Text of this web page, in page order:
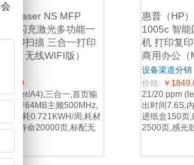
）Laser NS MFP
能闪充激光多功能一
复印扫描 三合一打印
公（无线WIFI版）
(letter/A4),三合一,首页输
内存64MB主频500MHz,
页,能耗0.721KWH/周,耗材
鼓寿命20000页,标配无
惠普（HP
1005c 智能
机 打印复
商用办公（
设备渠道分销
价格: ￥
21/20 ppm
出时间7.6S,
进纸盒150页
2500页,感光